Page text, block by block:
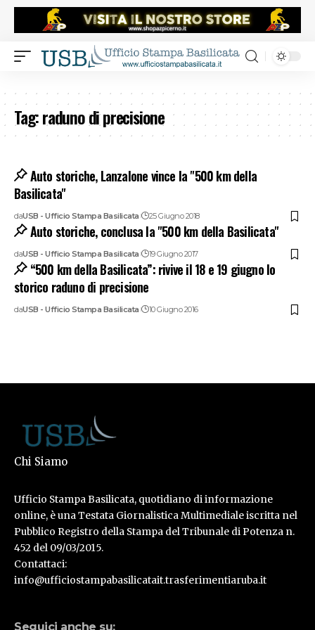
Tag:raduno di precisione
Auto storiche, Lanzalone vince la "500 km della
Basilicata"
daUSB - Ufficio Stampa Basilicata 25 Giugno 2018
Auto storiche, conclusa la "500 km della Basilicata"
daUSB - Ufficio Stampa Basilicata 19 Giugno 2017
“500 km della Basilicata”: rivive il 18 e 19 giugno lo
storico raduno di precisione
daUSB - Ufficio Stampa Basilicata 10 Giugno 2016
Chi Siamo
Ufficio Stampa Basilicata, quotidiano di informazione
online, è una Testata Giornalistica Multimediale iscritta nel
Pubblico Registro della Stampa del Tribunale di Potenza n.
452 del 09/03/2015.
Contattaci:
info@ufficiostampabasilicatait.trasferimentiaruba.it
Seguici anche su: